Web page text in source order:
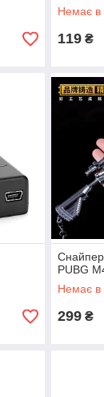
Немає в
119 ₴
PUBG
Немає в
299 ₴